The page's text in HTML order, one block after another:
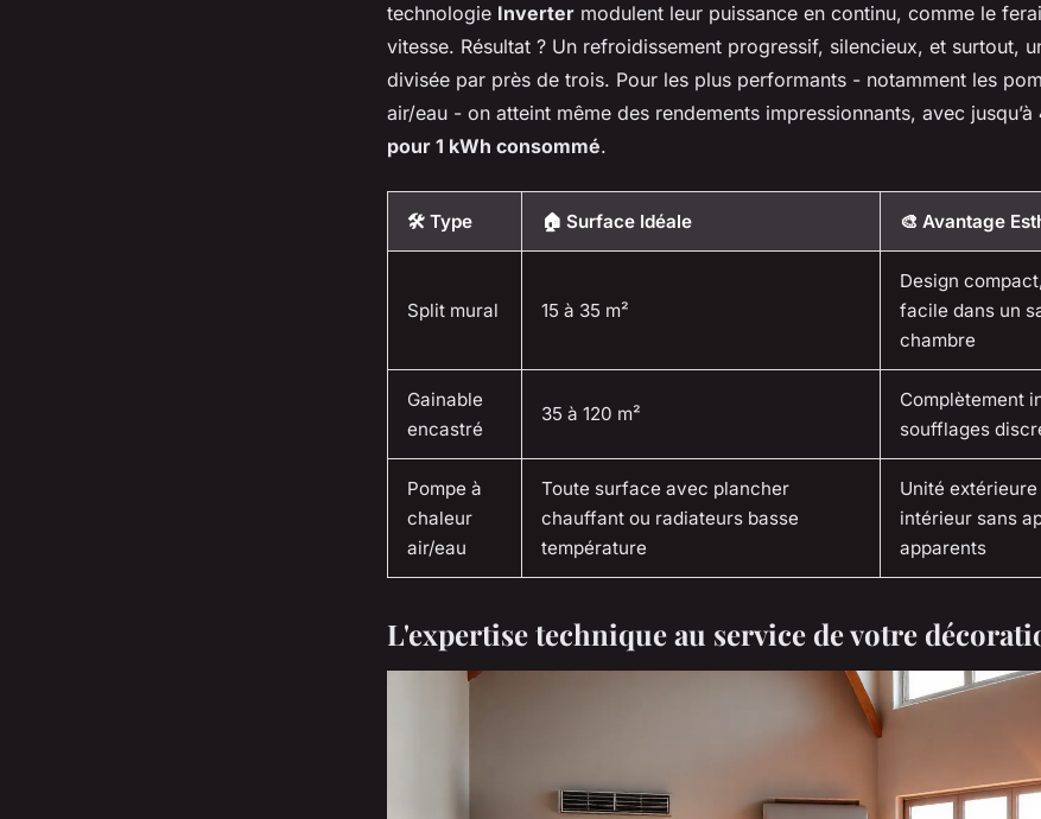
technologie Inverter modulent leur puissance en continu, comme le
vitesse. Résultat ? Un refroidissement progressif, silencieux, et surtout,
divisée par près de trois. Pour les plus performants - notamment les
air/eau - on atteint même des rendements impressionnants, avec jusqu’à
pour 1 kWh consommé.
🛠️ Type 🏠 Surface Idéale 🎨 Avantage
Split mural 15 à 35 m²
Design
facile dans un
chambre
Gainable
encastré
35 à 120 m²
Complètement
soufflages
Pompe à
chaleur
air/eau
Toute surface avec plancher
chauffant ou radiateurs basse
température
Unité
intérieur sans
apparents
L'expertise technique au service de votre